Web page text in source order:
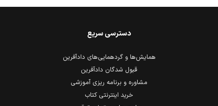
دسترسی سریع
همایش‌ها و گردهمایی‌های دادآفرین
قبول شدگان دادآفرین
مشاوره و برنامه ریزی آموزشی
خرید اینترنتی کتاب